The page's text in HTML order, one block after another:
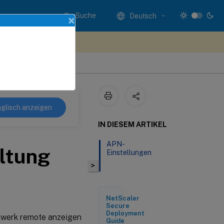
Suche Deutsch
anzeigen
remote anzeigen
>
IN DIESEM ARTIKEL
APN-
Einstellungen
NetScaler
Secure
Deployment
Guide
×